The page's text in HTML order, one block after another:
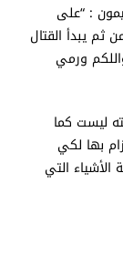
: “على
ثم يبدأ القتال
ورمي
ليست كما
بها لكي
التي